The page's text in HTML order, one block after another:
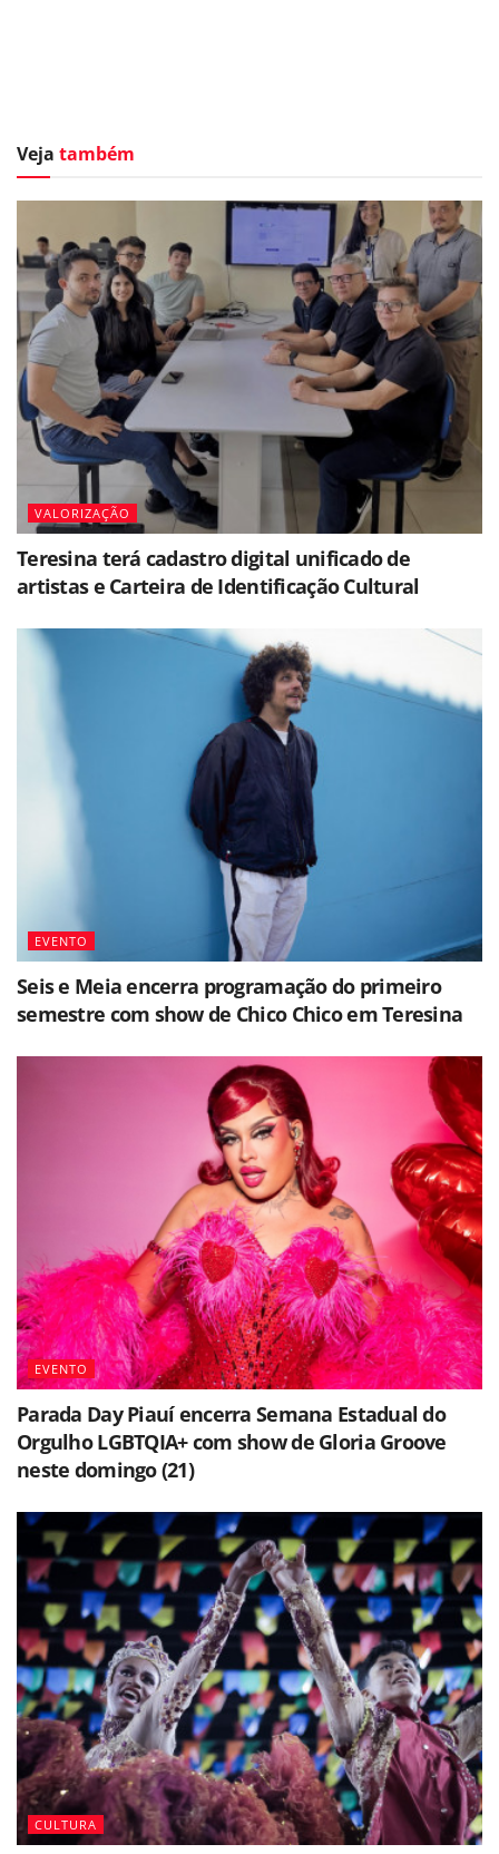
Veja também
VALORIZAÇÃO
Teresina terá cadastro digital unificado de
artistas e Carteira de Identificação Cultural
EVENTO
Seis e Meia encerra programação do primeiro
semestre com show de Chico Chico em Teresina
EVENTO
Parada Day Piauí encerra Semana Estadual do
Orgulho LGBTQIA+ com show de Gloria Groove
neste domingo (21)
CULTURA